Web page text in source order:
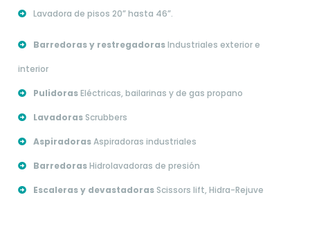
Lavadora de pisos 20” hasta 46”.
Barredoras y restregadorasIndustriales exterior e
interior
PulidorasEléctricas, bailarinas y de gas propano
LavadorasScrubbers
AspiradorasAspiradoras industriales
BarredorasHidrolavadoras de presión
Escaleras y devastadorasScissors lift, Hidra-Rejuve